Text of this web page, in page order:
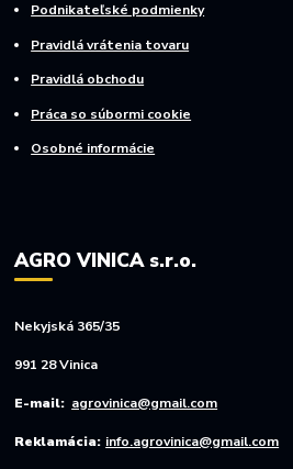
Podnikateľské podmienky
Pravidlá vrátenia tovaru
Pravidlá obchodu
Práca so súbormi cookie
Osobné informácie
AGRO VINICA s.r.o.
Nekyjská 365/35
991 28 Vinica
E-mail: agrovinica@gmail.com
Reklamácia: info.agrovinica@gmail.com